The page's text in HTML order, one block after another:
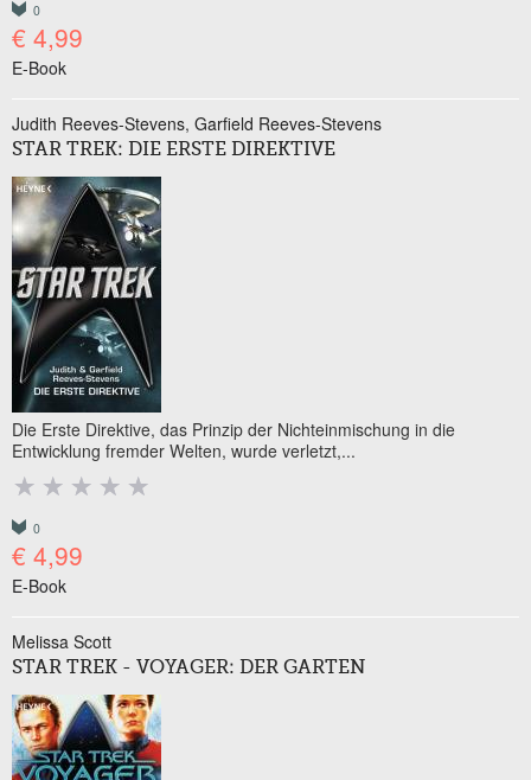
0
€ 4,99
E-Book
Judith Reeves-Stevens Garfield Reeves-Stevens
STAR TREK: DIE ERSTE DIREKTIVE
Die Erste Direktive, das Prinzip der Nichteinmischung in die
Entwicklung fremder Welten, wurde verletzt,...
0
€ 4,99
E-Book
Melissa Scott
STAR TREK - VOYAGER: DER GARTEN